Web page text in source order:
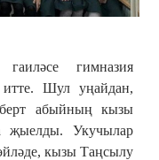
гимназия
итте. Шул уңайдан,
абыйның кызы
җыелды. Укучылар
кызы Таңсылу